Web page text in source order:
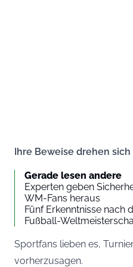
Ihre Beweise drehen
Gerade lesen andere
Experten geben
WM-Fans heraus
Fünf Erkenntnisse nach
Fußball-
Sportfans lieben es,
vorherzusagen.